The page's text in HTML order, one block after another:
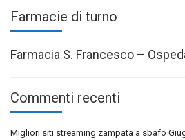
Farmacie di turno
Farmacia S. Francesco –
Commenti recenti
Migliori siti streaming zampata a sbafo